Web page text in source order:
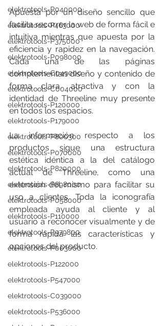
elektrotools-P040000
elektrotools-P463000
elektrotools-P375000
elektrotools-P098000
elektrotools-C049000
elektrotools-C004000
elektrotools-P120000
elektrotools-P179000
elektrotools-P800300
elektrotools-P070000
elektrotools-P820000
elektrotools-P898000
elektrotools-P058000
elektrotools-P110000
elektrotools-P979800
elektrotools-P003000
elektrotools-P122000
elektrotools-P547000
elektrotools-C039000
elektrotools-P536000
Apuesta por un diseño sencillo que
facilita recorrer la web de forma fácil e
intuitiva mientras que apuesta por la
eficiencia y rapidez en la navegación.
Cada una de las páginas
complementan diseño y contenido de
forma clara, atractiva y con la
identidad de Threeline muy presente
en todos los espacios.
La información respecto a los
productos sigue una estructura
estética idéntica a la del catálogo
actual de Threeline, como una
extensión del mismo para facilitar su
uso a clientes. Toda la iconografía
empleada ayuda al cliente y al
usuario a reconocer visualmente y de
forma rápida las características y
opciones del producto.